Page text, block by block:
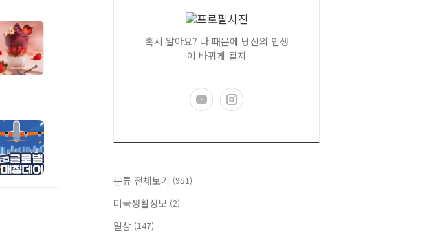
혹시 알아요? 나 때문에 당신의 인생
이 바뀌게 될지
분류 전체보기 (951)
미국생활정보 (2)
일상 (147)